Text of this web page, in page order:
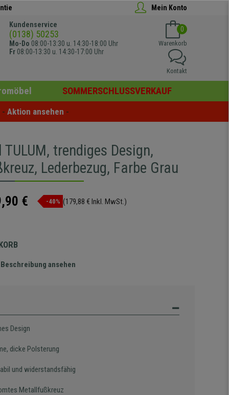
Mein Konto
Kundenservice
(0138) 50253
Mo-Do 08:00-13:30 u. 14:30-18:00 Uhr
Fr 08:00-13:30 u. 14:30-17:00 Uhr
0
Warenkorb
Kontakt
SOMMERSCHLUSSVERKAUF
- Aktion ansehen -
trendiges Design,
Lederbezug, Farbe Grau
€ -40% (179,88 € Inkl. MwSt.)
ansehen
Design
dicke Polsterung
und widerstandsfähig
Metallfußkreuz